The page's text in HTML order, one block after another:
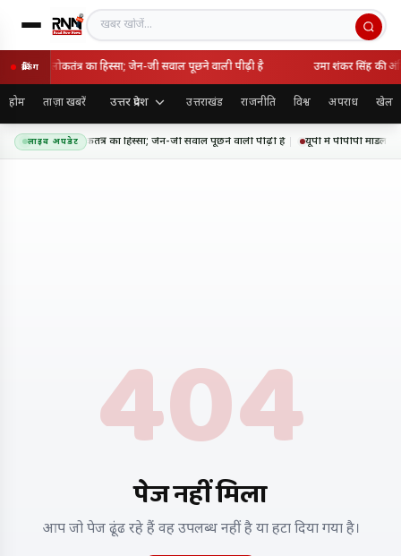
खबर खोजें
ब्रेकिंगनहीं, लोकतंत्र का हिस्सा; जेन-जी सवाल पूछने वाली पीढ़ी है उमा शंकर सिंह की
होम ताज़ा खबरें उत्तर प्रदेश उत्तराखंड राजनीति विश्व अपराध खेल
लाइव अपडेटनहीं, लोकतंत्र का हिस्सा; जेन-जी सवाल पूछने वाली पीढ़ी है यूपी में पीपीपी मॉडल
404
पेज नहीं मिला
आप जो पेज ढूंढ रहे हैं वह उपलब्ध नहीं है या हटा दिया गया है।